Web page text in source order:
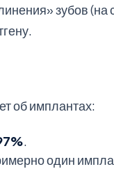
зубов
об имплантах:
.
один